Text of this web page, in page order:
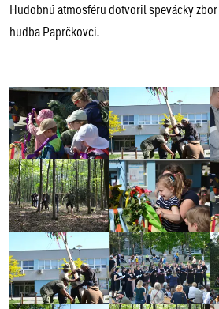
Hudobnú atmosféru dotvoril spevácky
hudba Paprčkovci.